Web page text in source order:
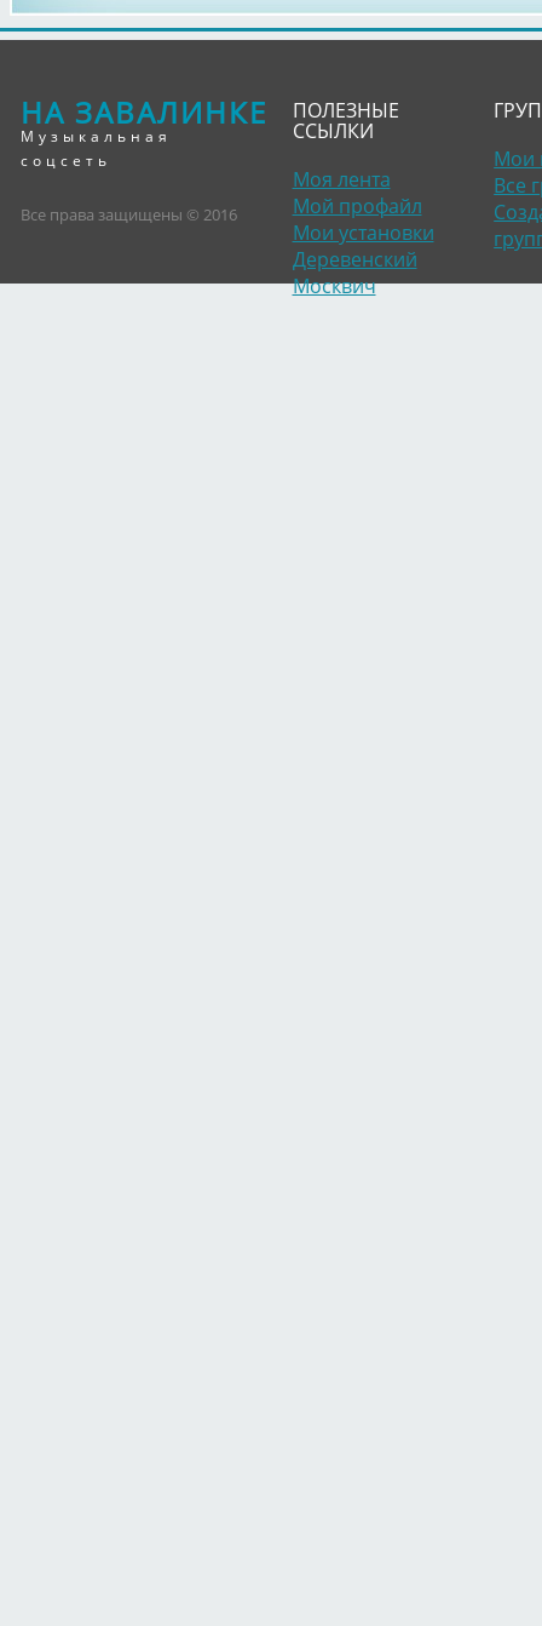
НА ЗАВАЛИНКЕ
Музыкальная
соцсеть
Все права защищены © 2016
ПОЛЕЗНЫЕ
ССЫЛКИ
Моя лента
Мой профайл
Мои установки
Деревенский
Москвич
Мои
Все